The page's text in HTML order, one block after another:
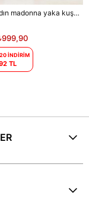
Dipmoda kadın madonna yaka kuşaklı desenli şifon elbise RY10037
İNDİRİM
TL